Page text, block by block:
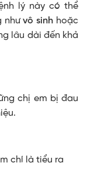
lý này có thể
nhưvô sinh hoặc
lâu dài đến khả
chị em bị đau
chí là tiểu ra